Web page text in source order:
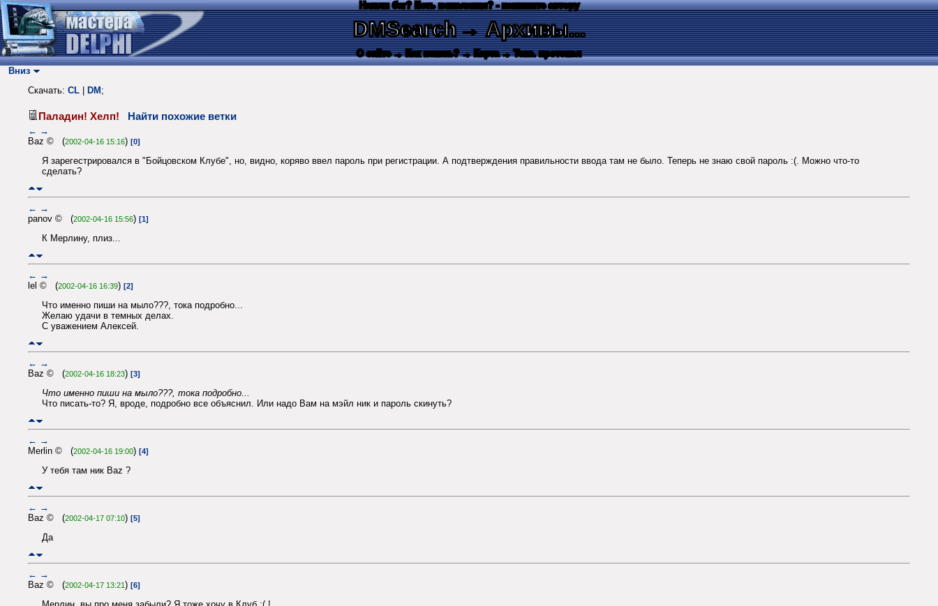
Нашли баг? Есть пожелания? - напишите автору
DMSearch→ Архивы...
О сайте → Как искать? → Карта → Текс. протокол
Вниз
Скачать: CL DM ;
Паладин! Хелп! Найти похожие ветки
← →
Baz © (2002-04-16 15:16) [0]
Я зарегестрировался в "Бойцовском Клубе", но, видно, коряво ввел пароль при регистрации. А подтверждения правильности ввода там не было. Теперь не знаю свой пароль :(. Можно что-то
сделать?
← →
panov © (2002-04-16 15:56) [1]
К Мерлину, плиз...
← →
lel © (2002-04-16 16:39) [2]
Что именно пиши на мыло???, тока подробно...
Желаю удачи в темных делах.
С уважением Алексей.
← →
Baz © (2002-04-16 18:23) [3]
Что именно пиши на мыло???, тока подробно...
Что писать-то? Я, вроде, подробно все объяснил. Или надо Вам на мэйл ник и пароль скинуть?
← →
Merlin © (2002-04-16 19:00) [4]
У тебя там ник Baz ?
← →
Baz © (2002-04-17 07:10) [5]
Да
← →
Baz © (2002-04-17 13:21) [6]